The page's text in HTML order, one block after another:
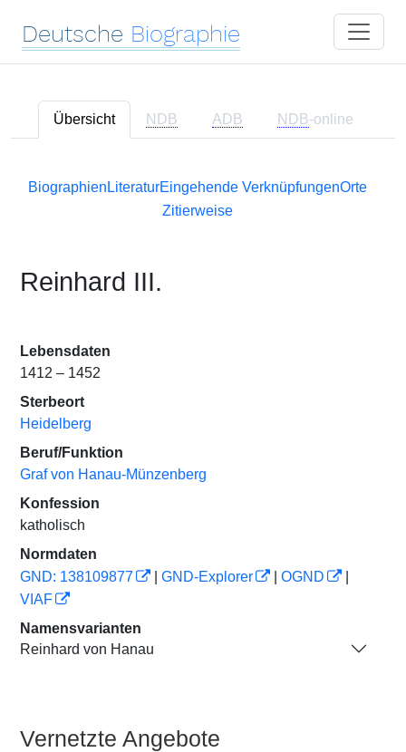
Deutsche Biographie
Übersicht NDB ADB NDB-online
Biographien LiteraturEingehende VerknüpfungenOrte
Zitierweise
Reinhard III.
Lebensdaten
1412 – 1452
Sterbeort
Heidelberg
Beruf/Funktion
Graf von Hanau-Münzenberg
Konfession
katholisch
Normdaten
GND: 138109877
GND-Explorer OGND
VIAF
Namensvarianten
Reinhard von Hanau
Vernetzte Angebote